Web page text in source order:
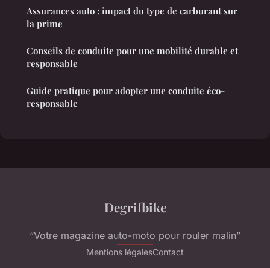
Assurances auto : impact du type de carburant sur
la prime
Conseils de conduite pour une mobilité durable et
responsable
Guide pratique pour adopter une conduite éco-
responsable
Degrifbike
“Votre magazine auto-moto pour rouler malin”
Mentions légalesContact